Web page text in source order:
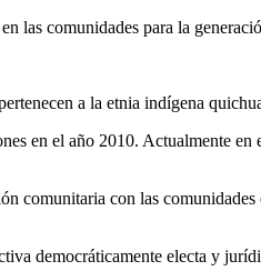
las comunidades para la
a la etnia indígena
en el año 2010. Actualmente
comunitaria con las
democráticamente electa y